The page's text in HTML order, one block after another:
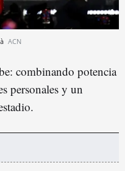
ACN
combinando potencia
personales y un